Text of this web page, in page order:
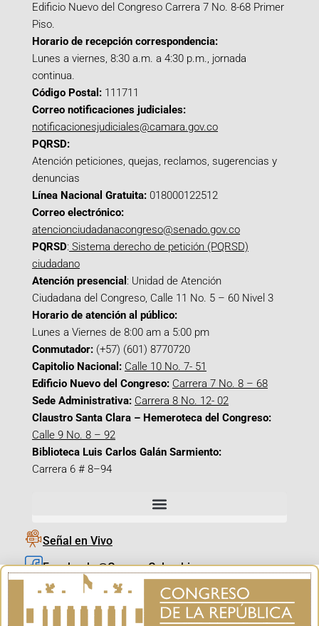
Edificio Nuevo del Congreso Carrera 7 No. 8-68 Primer
Piso.
Horario de recepción correspondencia:
Lunes a viernes, 8:30 a.m. a 4:30 p.m., jornada
continua.
Código Postal: 111711
Correo notificaciones judiciales:
notificacionesjudiciales@camara.gov.co
PQRSD:
Atención peticiones, quejas, reclamos, sugerencias y
denuncias
Línea Nacional Gratuita: 018000122512
Correo electrónico:
atencionciudadanacongreso@senado.gov.co
PQRSD: Sistema derecho de petición (PQRSD)
ciudadano
Atención presencial : Unidad de Atención
Ciudadana del Congreso, Calle 11 No. 5 – 60 Nivel 3
Horario de atención al público:
Lunes a Viernes de 8:00 am a 5:00 pm
Conmutador: (+57) (601) 8770720
Capitolio Nacional: Calle 10 No. 7- 51
Edificio Nuevo del Congreso: Carrera 7 No. 8 – 68
Sede Administrativa: Carrera 8 No. 12- 02
Claustro Santa Clara – Hemeroteca del Congreso:
Calle 9 No. 8 – 92
Biblioteca Luis Carlos Galán Sarmiento:
Carrera 6 # 8–94
Señal en Vivo
Facebook_@CamaraColombia
Instagram_@CamaraColombia
X_@CamaraColombia